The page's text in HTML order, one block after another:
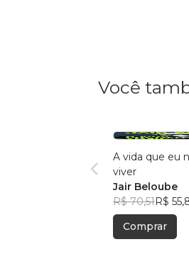
Você
A vida que eu
viver
Jair Beloube
R$ 70,51R$
Comprar